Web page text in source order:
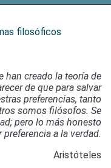
filosóficos
han creado la teoría de
de que para salvar
preferencias, tanto
somos filósofos. Se
pero lo más honesto
preferencia a la verdad.
Aristóteles